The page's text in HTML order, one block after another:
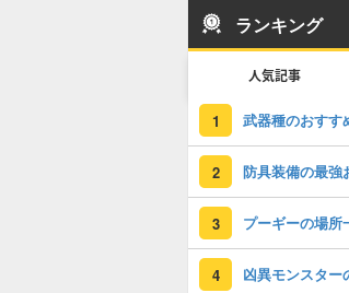
ランキング
人気記事
1 武器種のおすす
2 防具装備の最強
3 プーギーの場所
4 凶異モンスター